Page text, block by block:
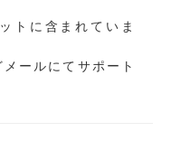
トに含まれていま
ールにてサポート